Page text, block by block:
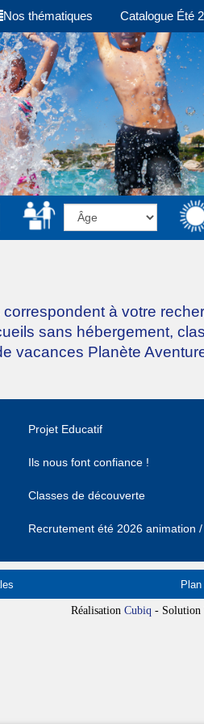
Nos thématiques Catalogue Été
à votre
sans hébergement,
vacances Planète
Projet Educatif
Ils nous font confiance !
Classes de découverte
Recrutement été 2026 animation
Réalisation Cubiq - Solution